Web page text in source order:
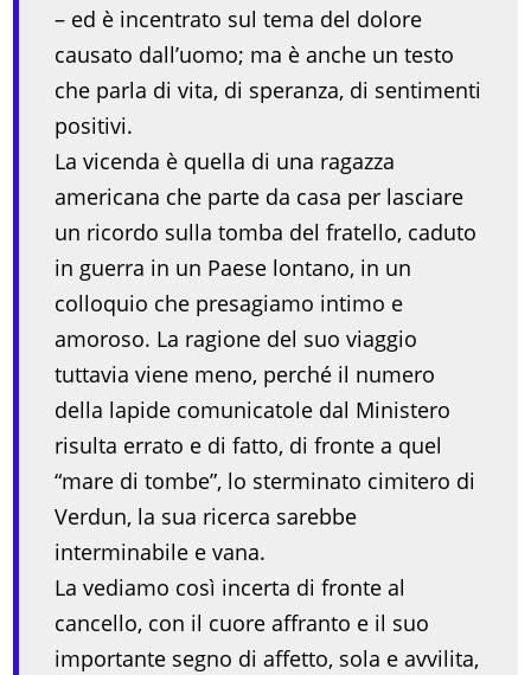
– ed è incentrato sul tema del dolore
causato dall’uomo; ma è anche un testo
che parla di vita, di speranza, di sentimenti
positivi.
La vicenda è quella di una ragazza
americana che parte da casa per lasciare
un ricordo sulla tomba del fratello, caduto
in guerra in un Paese lontano, in un
colloquio che presagiamo intimo e
amoroso. La ragione del suo viaggio
tuttavia viene meno, perché il numero
della lapide comunicatole dal Ministero
risulta errato e di fatto, di fronte a quel
“mare di tombe”, lo sterminato cimitero di
Verdun, la sua ricerca sarebbe
interminabile e vana.
La vediamo così incerta di fronte al
cancello, con il cuore affranto e il suo
importante segno di affetto, sola e avvilita,